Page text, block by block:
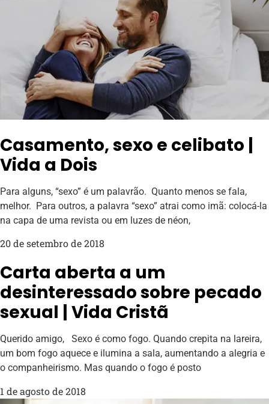
Casamento, sexo e celibato |
Vida a Dois
Para alguns, “sexo” é um palavrão. Quanto menos se fala,
melhor. Para outros, a palavra “sexo” atrai como imã: colocá-la
na capa de uma revista ou em luzes de néon,
20 de setembro de 2018
Carta aberta a um
desinteressado sobre pecado
sexual | Vida Cristã
Querido amigo, Sexo é como fogo. Quando crepita na lareira,
um bom fogo aquece e ilumina a sala, aumentando a alegria e
o companheirismo. Mas quando o fogo é posto
1 de agosto de 2018